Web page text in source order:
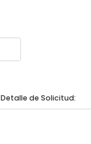
Detalle de Solicitud: